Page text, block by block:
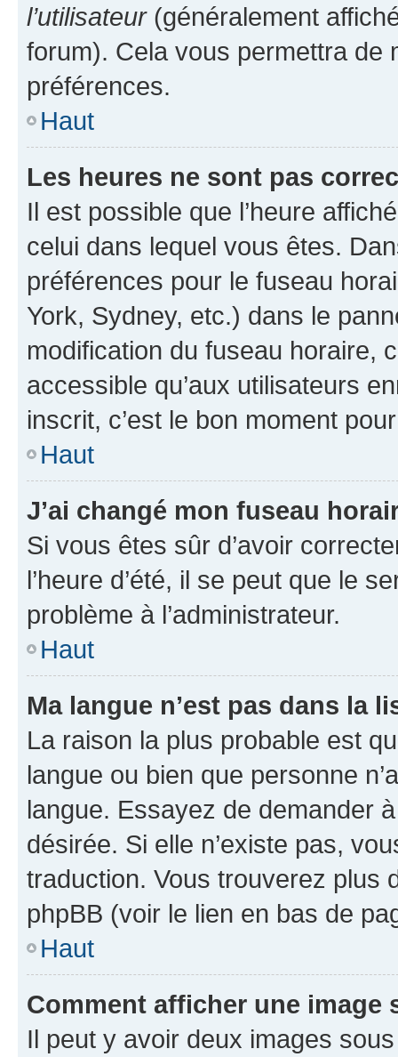
l’utilisateur(généralement
forum). Cela vous permettra de
préférences.
Haut
Les heures ne sont pas
Il est possible que l’heure
celui dans lequel vous êtes.
préférences pour le fuseau
York, Sydney, etc.) dans le
modification du fuseau horaire,
accessible qu’aux utilisateurs
inscrit, c’est le bon moment
Haut
J’ai changé mon fuseau
Si vous êtes sûr d’avoir
l’heure d’été, il se peut que le
problème à l’administrateur.
Haut
Ma langue n’est pas dans la
La raison la plus probable est
langue ou bien que personne
langue. Essayez de demander
désirée. Si elle n’existe pas,
traduction. Vous trouverez plus
phpBB (voir le lien en bas de
Haut
Comment afficher une image
Il peut y avoir deux images